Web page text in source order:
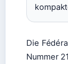
Die
Nummer